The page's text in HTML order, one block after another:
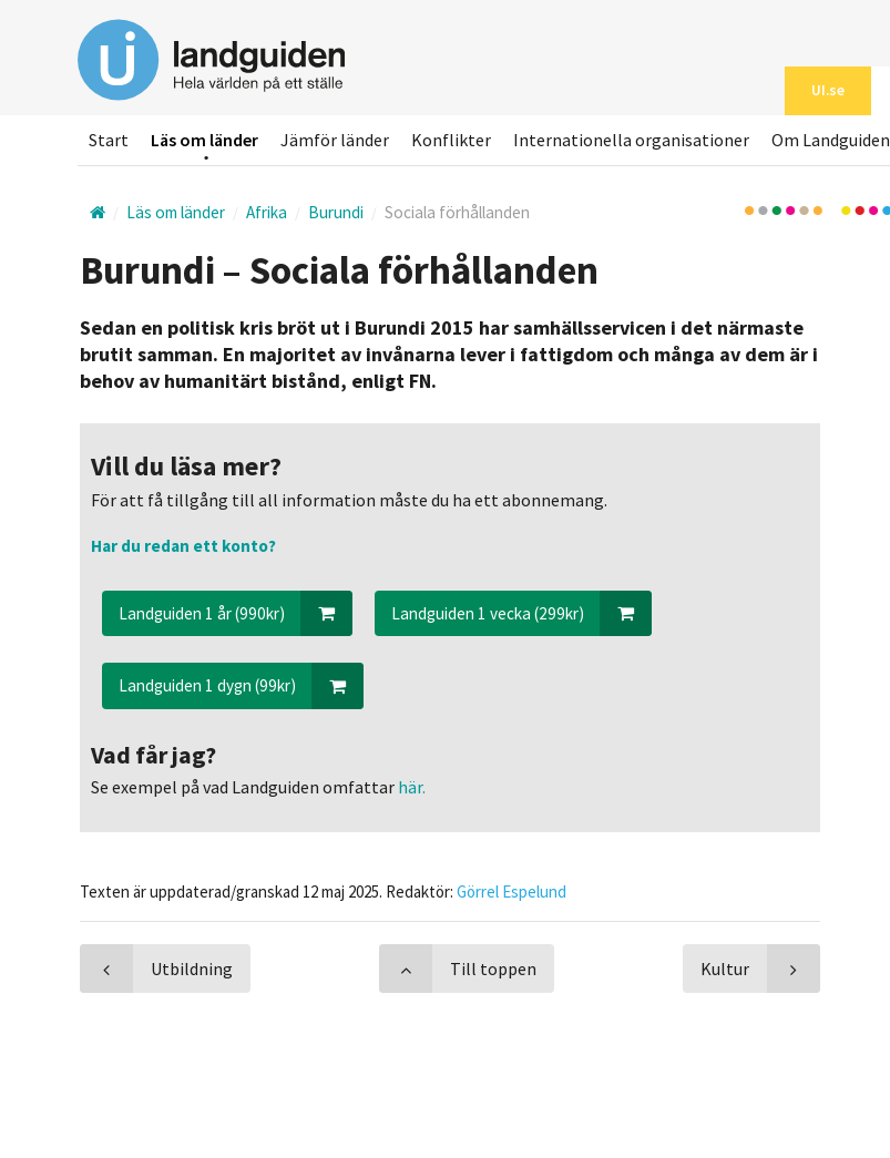
huvudinnehållet
UI.se
Start Läs om länder Jämför länder Konflikter Internationella organisationer Om Landguiden
Läs om länder Afrika Burundi Sociala förhållanden
Burundi – Sociala förhållanden
Sedan en politisk kris bröt ut i Burundi 2015 har samhällsservicen i det närmaste
brutit samman. En majoritet av invånarna lever i fattigdom och många av dem är i
behov av humanitärt bistånd, enligt FN.
Vill du läsa mer?
För att få tillgång till all information måste du ha ett abonnemang.
Har du redan ett konto?
Landguiden 1 år (990kr) Landguiden 1 vecka (299kr)
Landguiden 1 dygn (99kr)
Vad får jag?
Se exempel på vad Landguiden omfattar här.
Texten är uppdaterad/granskad 12 maj 2025. Redaktör:Görrel Espelund
Utbildning Kultur
Till toppen